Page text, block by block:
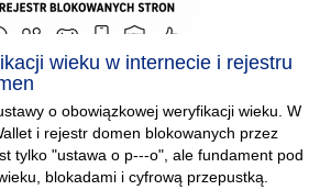
wieku w internecie i rejestru
o obowiązkowej weryfikacji wieku. W
i rejestr domen blokowanych przez
tylko "ustawa o p---o", ale fundament pod
blokadami i cyfrową przepustką.